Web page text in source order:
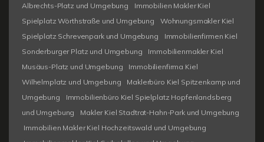
Albrechts-Platz und Umgebung
Immobilien Makler Kiel
Spielplatz Wörthstraße und Umgebung
Wohnungsmakler Kiel
Spielplatz Schrevenpark und Umgebung
Immobilienfirmen Kiel
Sonderburger Platz und Umgebung
Immobilienmakler Kiel
Musäus-Platz und Umgebung
Immobilienfirma Kiel
Wilhelmplatz und Umgebung
Maklerbüro Kiel Spitzenkamp und
Umgebung
Immobilienbüro Kiel Spielplatz Hopfenlandsberg
und Umgebung
Makler Kiel Stadtrat-Hahn-Park und Umgebung
Immobilien Makler Kiel Hochzeitswald und Umgebung